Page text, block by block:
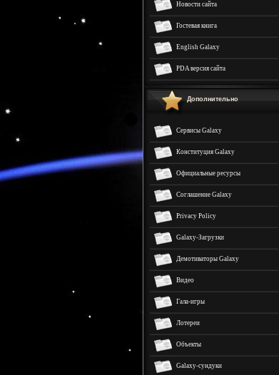
Новости сайта
Гостевая книга
English Galaxy
PDA версия сайта
Дополнительно
Сервисы Galaxy
Конституция Galaxy
Официальные ресурсы
Соглашение Galaxy
Privacy Policy
Galaxy-Загрузки
Демотиваторы Galaxy
Видео
Гала-игры
Лотереи
Объекты
Galaxy-сундуки